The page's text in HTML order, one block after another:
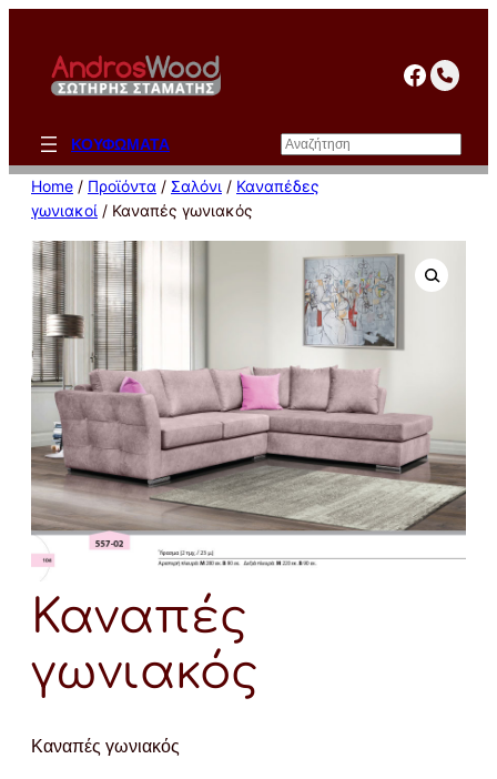
περιεχόμενο
ΚΟΥΦΩΜΑΤΑ Αναζήτηση
Home / Προϊόντα / Σαλόνι / Καναπέδες
γωνιακοί / Καναπές γωνιακός
Καναπές
γωνιακός
Καναπές γωνιακός